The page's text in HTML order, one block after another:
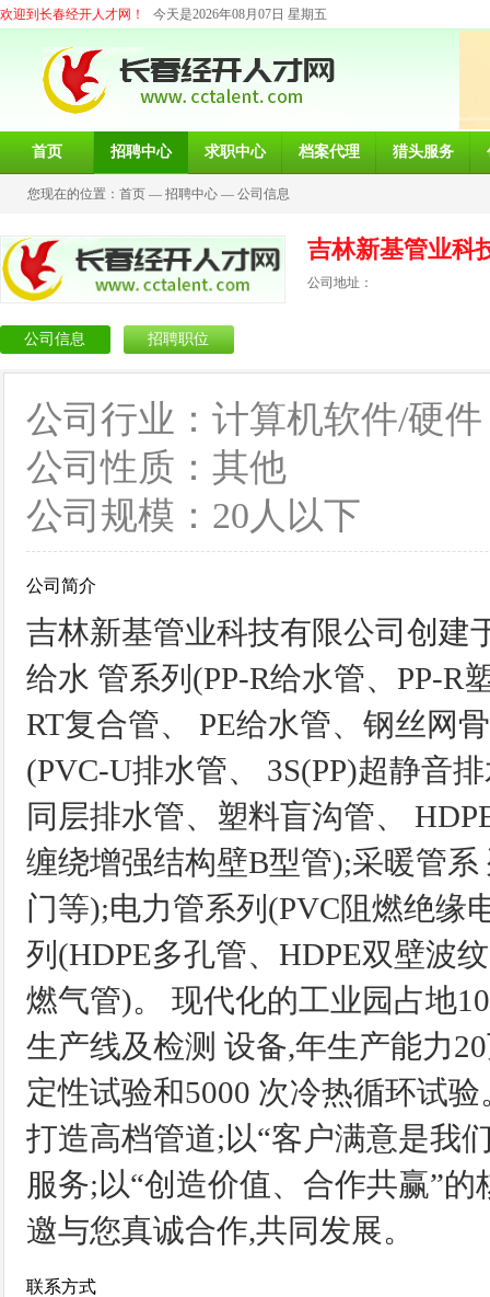
欢迎到长春经开人才网！ 今天是2026年08月07日 星期五
首页 招聘中心 求职中心 档案代理 猎头服务
您现在的位置： 首页 — 招聘中心 — 公司信息
吉林新基管业科
公司地址：
公司信息 招聘职位
公司行业：计算机软件/硬件
公司性质：其他
公司规模：20人以下
公司简介
吉林新基管业科技有限公司创建
给水 管系列(PP-R给水管、PP-R
RT复合管、 PE给水管、钢丝网
(PVC-U排水管、 3S(PP)超静音
同层排水管、塑料盲沟管、
缠绕增强结构壁B型管);采暖管系
门等);电力管系列(PVC阻燃绝缘
列(HDPE多孔管、HDPE双壁波
燃气管)。 现代化的工业园占地
生产线及检测 设备,年生产能力
定性试验和5000 次冷热循环试
打造高档管道;以“客户满意是我
服务;以“创造价值、合作共赢”
邀与您真诚合作,共同发展。
联系方式